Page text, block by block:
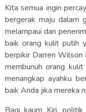
Kita semua ingin
bergerak maju dalam
melampaui dan
baik orang kulit putih
berpikir Darren Wilson
membunuh orang
menangkap ayahku
baik Anda jika mereka